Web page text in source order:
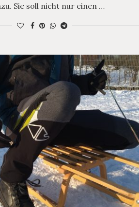
Sie soll nicht nur einen …